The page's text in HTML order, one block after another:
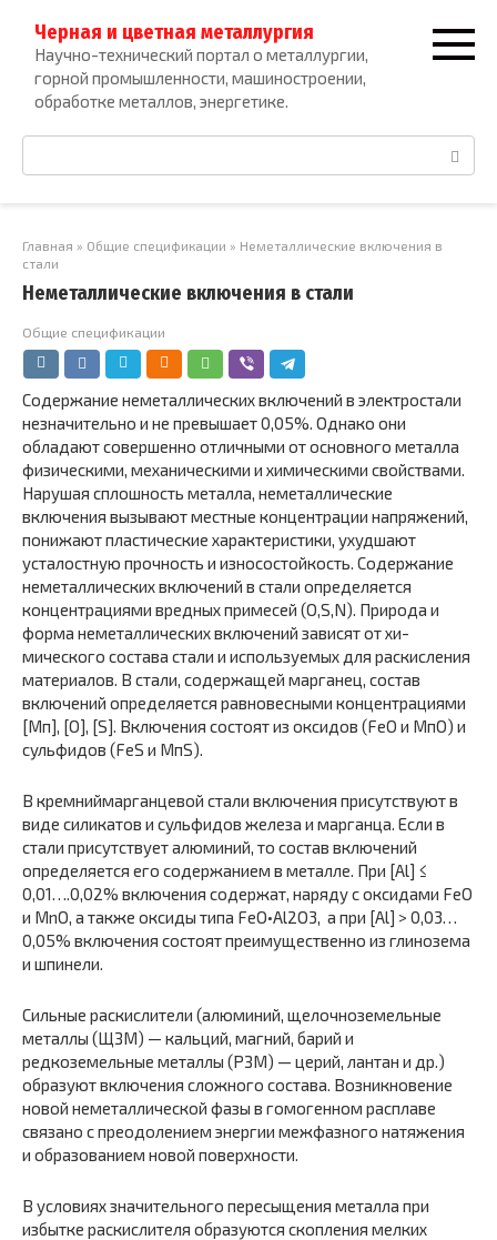
контенту
Черная и цветная металлургия
Научно-технический портал о металлургии,
горной промышленности, машиностроении,
обработке металлов, энергетике.
Поиск:
Главная » Общие спецификации » Неметаллические включения в
стали
Неметаллические включения в стали
Общие спецификации
Содержание неметаллических включений в электростали
незна­чительно и не превышает 0,05%. Однако они
обладают совершенно отличными от основного металла
физическими, механическими и химическими свойствами.
Нарушая сплошность металла, неметал­лические
включения вызывают местные концентрации напряжений,
понижают пластические характеристики, ухудшают
усталостную прочность и износостойкость. Содержание
неметаллических вклю­чений в стали определяется
концентрациями вредных примесей (О,S,N). Природа и
форма неметаллических включений зависят от хи­
мического состава стали и используемых для раскисления
материа­лов. В стали, содержащей марганец, состав
включений определяется равновесными концентрациями
[Мп], [О], [S]. Включения состоят из оксидов (FеО и МпО) и
сульфидов (FеS и МпS).
В кремниймарганцевой стали включения присутствуют в
виде си­ликатов и сульфидов железа и марганца. Если в
стали присутствует алюминий, то состав включений
определяется его содержанием в ме­талле. При [Аl] ≤
0,01….0,02% включения содержат, наряду с оксида­ми FeO
и MnO, а также оксиды типа FeO•Al2O3, а при [Al] > 0,03…
0,05% включения состоят преимущественно из глинозема
и шпинели.
Сильные раскислители (алюминий, щелочноземельные
металлы (ЩЗМ) — кальций, магний, барий и
редкоземельные металлы (РЗМ) — церий, лантан и др.)
образуют включения сложного состава. Возник­новение
новой неметаллической фазы в гомогенном расплаве
связа­но с преодолением энергии межфазного натяжения
и образованием новой поверхности.
В условиях значительного пересыщения металла при
избытке рас­кислителя образуются скопления мелких